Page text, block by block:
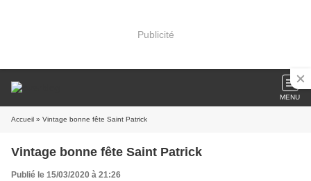
Publicité
MENU
Accueil » Vintage bonne fête Saint Patrick
Vintage bonne fête Saint Patrick
Publié le 15/03/2020 à 21:26